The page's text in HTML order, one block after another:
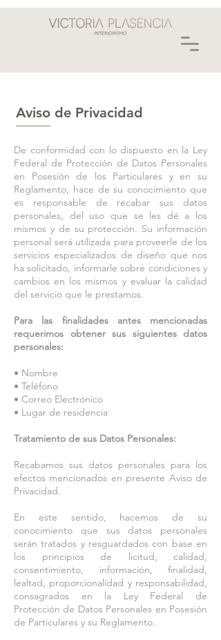
Aviso de Privacidad
De conformidad con lo dispuesto en la Ley
Federal de Protección de Datos Personales
en Posesión de los Particulares y en su
Reglamento, hace de su conocimiento que
es responsable de recabar sus datos
personales, del uso que se les dé a los
mismos y de su protección. Su información
personal será utilizada para proveerle de los
servicios especializados de diseño que nos
ha solicitado, informarle sobre condiciones y
cambios en los mismos y evaluar la calidad
del servicio que le prestamos.
Para las finalidades antes mencionadas
requerimos obtener sus siguientes datos
personales:
• Nombre
• Teléfono
• Correo Electrónico
• Lugar de residencia
Tratamiento de sus Datos Personales:
Recabamos sus datos personales para los
efectos mencionados en presente Aviso de
Privacidad.
En este sentido, hacemos de su
conocimiento que sus datos personales
serán tratados y resguardados con base en
los principios de licitud, calidad,
consentimiento, información, finalidad,
lealtad, proporcionalidad y responsabilidad,
consagrados en la Ley Federal de
Protección de Datos Personales en Posesión
de Particulares y su Reglamento.